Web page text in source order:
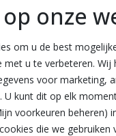
modern
Bij deze techniek
effect, perfect voor
onze
om u de best
u te verbeteren.
voor marketing,
U kunt dit op elk
voorkeuren beheren)
die we gebruiken